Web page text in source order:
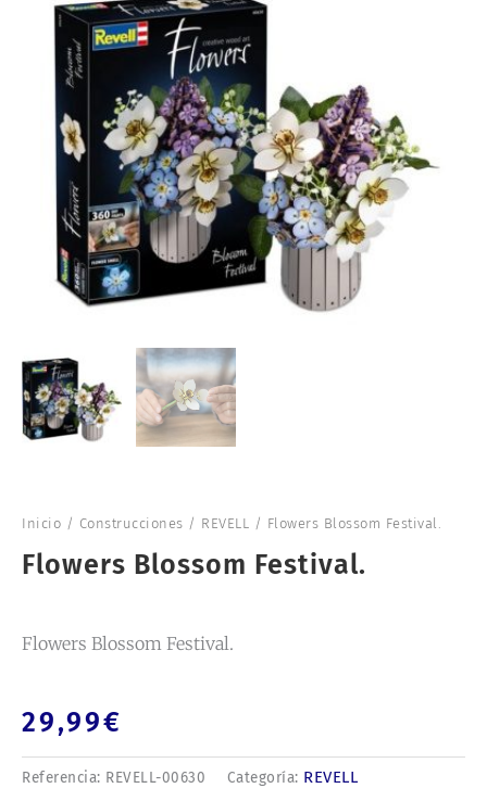
Inicio / Construcciones / REVELL / Flowers Blossom Festival.
Flowers Blossom Festival.
Flowers Blossom Festival.
29,99€
Referencia: REVELL-00630 Categoría: REVELL